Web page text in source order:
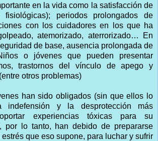
en la vida como la satisfacción de
fisiológicas); periodos prolongados de
con los cuidadores en los que ha
atemorizado, aterrorizado… En
de base, ausencia prolongada de
o jóvenes que pueden presentar
trastornos del vínculo de apego y
otros problemas)
han sido obligados (sin que ellos lo
indefensión y la desprotección más
experiencias tóxicas para su
por lo tanto, han debido de prepararse
que eso supone, para luchar y sufrir